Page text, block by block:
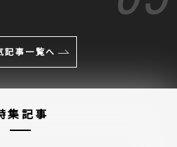
記事一覧へ
集記事